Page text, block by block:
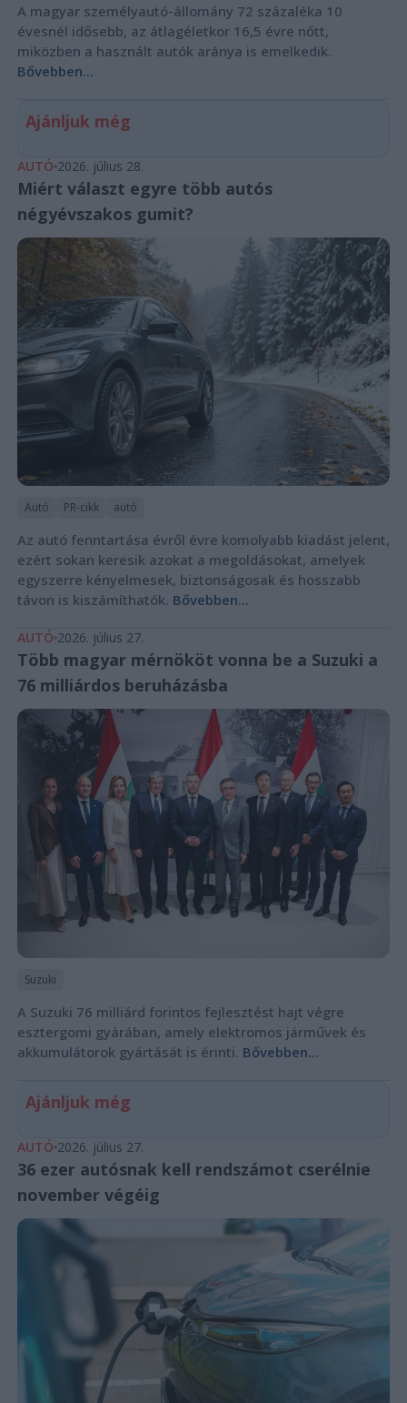
A magyar személyautó-állomány 72 százaléka 10
évesnél idősebb, az átlagéletkor 16,5 évre nőtt,
miközben a használt autók aránya is emelkedik.
Bővebben...
Ajánljuk még
AUTÓ 2026. július 28.
Miért választ egyre több autós
négyévszakos gumit?
Autó PR-cikk autó
Az autó fenntartása évről évre komolyabb kiadást jelent,
ezért sokan keresik azokat a megoldásokat, amelyek
egyszerre kényelmesek, biztonságosak és hosszabb
távon is kiszámíthatók. Bővebben...
AUTÓ 2026. július 27.
Több magyar mérnököt vonna be a Suzuki a
76 milliárdos beruházásba
Suzuki
A Suzuki 76 milliárd forintos fejlesztést hajt végre
esztergomi gyárában, amely elektromos járművek és
akkumulátorok gyártását is érinti. Bővebben...
Ajánljuk még
AUTÓ 2026. július 27.
36 ezer autósnak kell rendszámot cserélnie
november végéig